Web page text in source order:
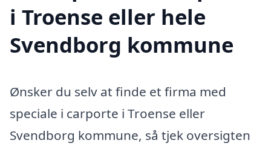
i Troense eller hele
Svendborg kommune
Ønsker du selv at finde et firma med
speciale i carporte i Troense eller
Svendborg kommune, så tjek oversigten